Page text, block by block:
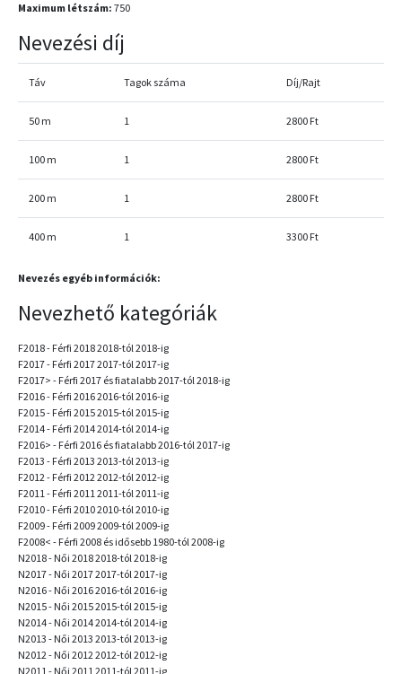
Maximum létszám: 750
Nevezési díj
Táv Tagok száma Díj/Rajt
50 m 1 2800 Ft
100 m 1 2800 Ft
200 m 1 2800 Ft
400 m 1 3300 Ft
Nevezés egyéb információk:
Nevezhető kategóriák
F2018 - Férfi 2018 2018-tól 2018-ig
F2017 - Férfi 2017 2017-tól 2017-ig
F2017> - Férfi 2017 és fiatalabb 2017-tól 2018-ig
F2016 - Férfi 2016 2016-tól 2016-ig
F2015 - Férfi 2015 2015-tól 2015-ig
F2014 - Férfi 2014 2014-tól 2014-ig
F2016> - Férfi 2016 és fiatalabb 2016-tól 2017-ig
F2013 - Férfi 2013 2013-tól 2013-ig
F2012 - Férfi 2012 2012-tól 2012-ig
F2011 - Férfi 2011 2011-tól 2011-ig
F2010 - Férfi 2010 2010-tól 2010-ig
F2009 - Férfi 2009 2009-tól 2009-ig
F2008< - Férfi 2008 és idősebb 1980-tól 2008-ig
N2018 - Női 2018 2018-tól 2018-ig
N2017 - Női 2017 2017-tól 2017-ig
N2016 - Női 2016 2016-tól 2016-ig
N2015 - Női 2015 2015-tól 2015-ig
N2014 - Női 2014 2014-tól 2014-ig
N2013 - Női 2013 2013-tól 2013-ig
N2012 - Női 2012 2012-tól 2012-ig
N2011 - Női 2011 2011-tól 2011-ig